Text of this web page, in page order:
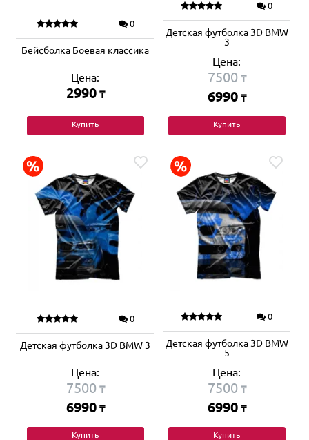
0
Бейсболка Боевая классика
Цена:
2990 ₸
Купить
0
Детская футболка 3D BMW
3
Цена:
7500₸
6990 ₸
Купить
0
Детская футболка 3D BMW 3
Цена:
7500₸
6990 ₸
Купить
0
Детская футболка 3D BMW
5
Цена:
7500₸
6990 ₸
Купить